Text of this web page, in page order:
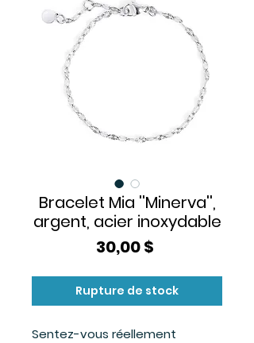
Bracelet Mia ''Minerva'',
argent, acier inoxydable
30,00 $
Rupture de stock
Sentez-vous réellement